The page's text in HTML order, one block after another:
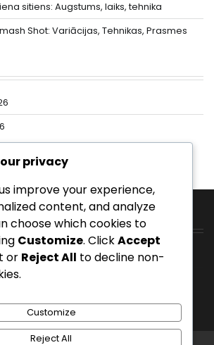
sitiens: Augstums, laiks, tehnika
Shot: Variācijas, Tehnikas, Prasmes
badmintona spēlē
tehnikas badmintonā
badmintonā
privacy
improve your experience,
content, and analyze
choose which cookies to
Customize. ClickAccept
or Reject All to decline non-
Customize
Reject All